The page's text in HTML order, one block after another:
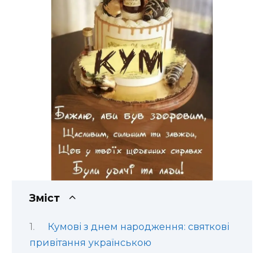
Зміст
Кумові з днем народження: святкові
привітання українською